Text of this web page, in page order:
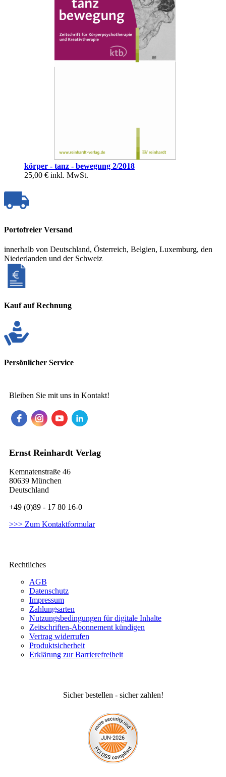
körper - tanz - bewegung 2/2018
25,00 € inkl. MwSt.
Portofreier Versand
innerhalb von Deutschland, Österreich, Belgien, Luxemburg, den
Niederlanden und der Schweiz
Kauf auf Rechnung
Persönlicher Service
Bleiben Sie mit uns in Kontakt!
Ernst Reinhardt Verlag
Kemnatenstraße 46
80639 München
Deutschland
+49 (0)89 - 17 80 16-0
>>> Zum Kontaktformular
Rechtliches
AGB
Datenschutz
Impressum
Zahlungsarten
Nutzungsbedingungen für digitale Inhalte
Zeitschriften-Abonnement kündigen
Vertrag widerrufen
Produktsicherheit
Erklärung zur Barrierefreiheit
Sicher bestellen - sicher zahlen!